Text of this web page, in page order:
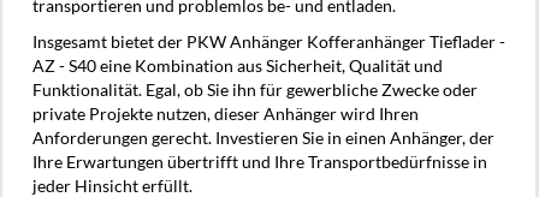
transportieren und problemlos be- und entladen.
Insgesamt bietet der PKW Anhänger Kofferanhänger Tieflader -
AZ - S40 eine Kombination aus Sicherheit, Qualität und
Funktionalität. Egal, ob Sie ihn für gewerbliche Zwecke oder
private Projekte nutzen, dieser Anhänger wird Ihren
Anforderungen gerecht. Investieren Sie in einen Anhänger, der
Ihre Erwartungen übertrifft und Ihre Transportbedürfnisse in
jeder Hinsicht erfüllt.